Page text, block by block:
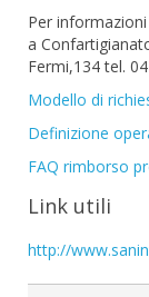
Per
a
Fermi,134 tel.
Modello di
Definizione
FAQ rimborso
Link utili
http://